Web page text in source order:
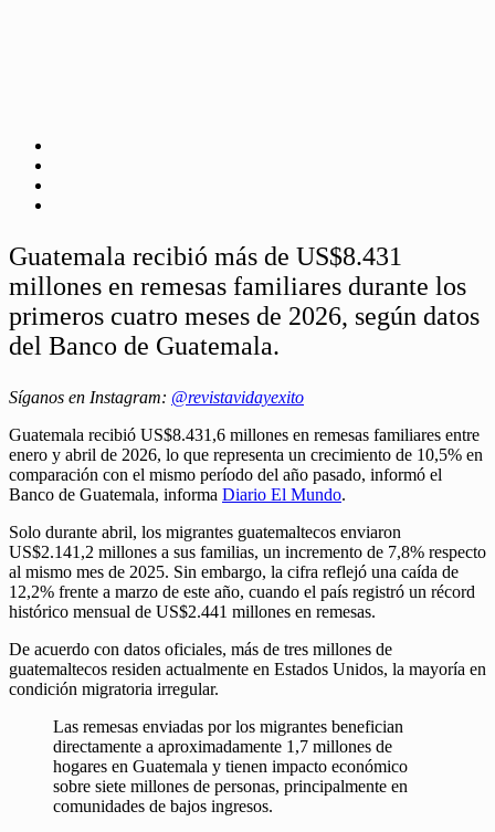
Guatemala recibió más de US$8.431
millones en remesas familiares durante los
primeros cuatro meses de 2026, según datos
del Banco de Guatemala.
Síganos en Instagram: @revistavidayexito
Guatemala recibió US$8.431,6 millones en remesas familiares entre
enero y abril de 2026, lo que representa un crecimiento de 10,5% en
comparación con el mismo período del año pasado, informó el
Banco de Guatemala, informa Diario El Mundo.
Solo durante abril, los migrantes guatemaltecos enviaron
US$2.141,2 millones a sus familias, un incremento de 7,8% respecto
al mismo mes de 2025. Sin embargo, la cifra reflejó una caída de
12,2% frente a marzo de este año, cuando el país registró un récord
histórico mensual de US$2.441 millones en remesas.
De acuerdo con datos oficiales, más de tres millones de
guatemaltecos residen actualmente en Estados Unidos, la mayoría en
condición migratoria irregular.
Las remesas enviadas por los migrantes benefician
directamente a aproximadamente 1,7 millones de
hogares en Guatemala y tienen impacto económico
sobre siete millones de personas, principalmente en
comunidades de bajos ingresos.